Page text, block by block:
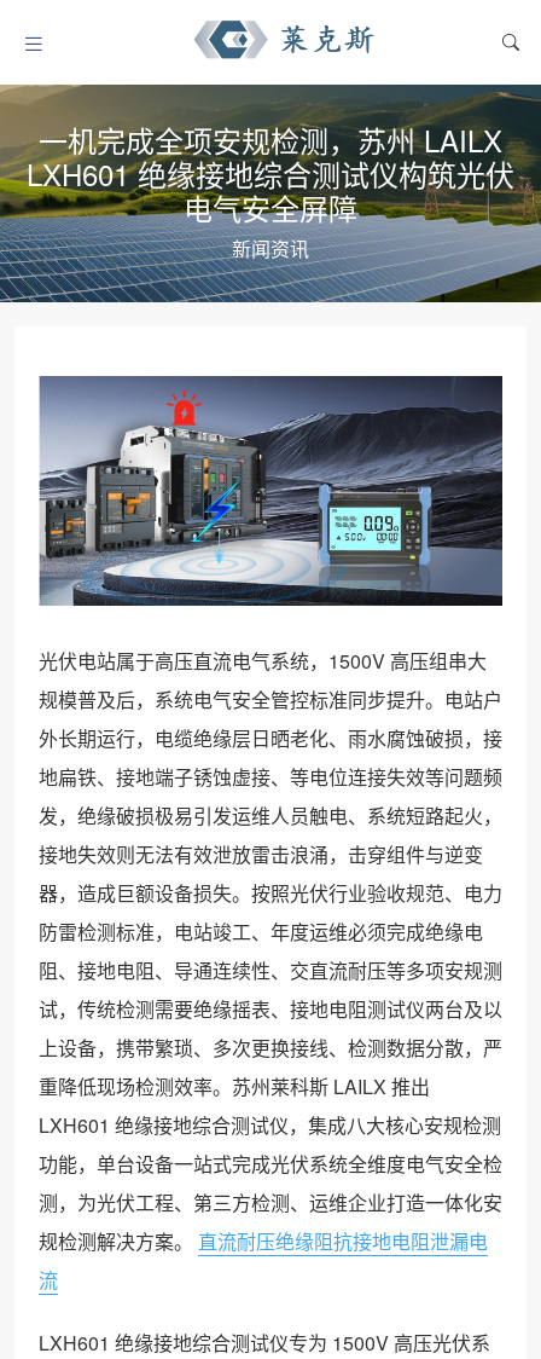
一机完成全项安规检测，苏州 LAILX
LXH601 绝缘接地综合测试仪构筑光伏
电气安全屏障
新闻资讯
光伏电站属于高压直流电气系统，1500V 高压组串大
规模普及后，系统电气安全管控标准同步提升。电站户
外长期运行，电缆绝缘层日晒老化、雨水腐蚀破损，接
地扁铁、接地端子锈蚀虚接、等电位连接失效等问题频
发，绝缘破损极易引发运维人员触电、系统短路起火，
接地失效则无法有效泄放雷击浪涌，击穿组件与逆变
器，造成巨额设备损失。按照光伏行业验收规范、电力
防雷检测标准，电站竣工、年度运维必须完成绝缘电
阻、接地电阻、导通连续性、交直流耐压等多项安规测
试，传统检测需要绝缘摇表、接地电阻测试仪两台及以
上设备，携带繁琐、多次更换接线、检测数据分散，严
重降低现场检测效率。苏州莱科斯 LAILX 推出
LXH601 绝缘接地综合测试仪，集成八大核心安规检测
功能，单台设备一站式完成光伏系统全维度电气安全检
测，为光伏工程、第三方检测、运维企业打造一体化安
规检测解决方案。
直流耐压绝缘阻抗接地电阻泄漏电
流
LXH601 绝缘接地综合测试仪专为 1500V 高压光伏系